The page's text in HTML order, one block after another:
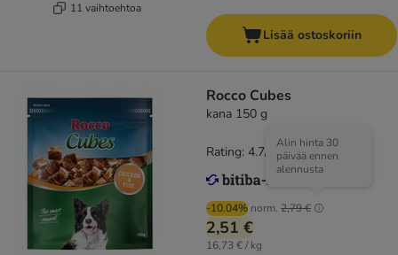
11 vaihtoehtoa
Lisää ostoskoriin
Rocco Cubes
kana 150 g
-10.04% norm. 2,79 €
Alin hinta 30
päivää ennen
alennusta
2,51 €
16,73 € / kg
Rating: 4.7/5